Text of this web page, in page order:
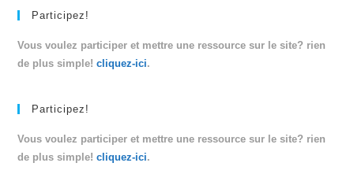
Participez!
Vous voulez participer et mettre une ressource sur le site? rien
de plus simple!cliquez-ici.
Participez!
Vous voulez participer et mettre une ressource sur le site? rien
de plus simple!cliquez-ici.